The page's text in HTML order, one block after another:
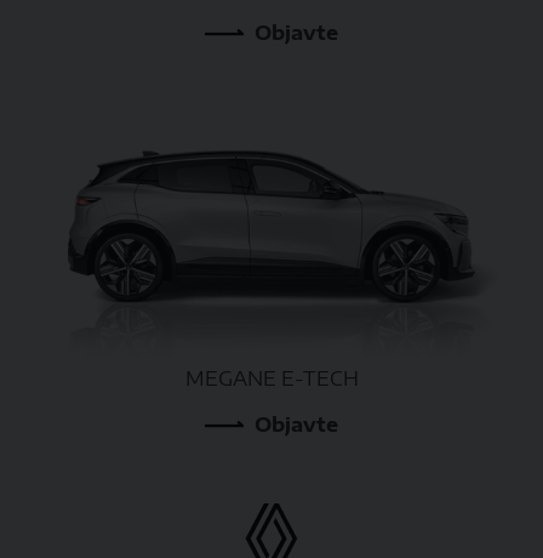
Objavte
MEGANE E-TECH
Objavte